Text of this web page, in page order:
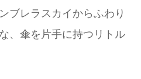
ブレラスカイからふわり
、傘を片手に持つリトル